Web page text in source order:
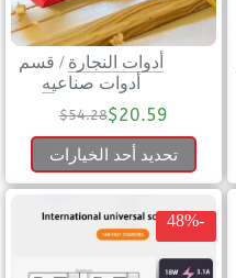
أدوات النجارة / قسم
أدوات صناعيه
$54.28$20.59
تحديد أحد الخيارات
-48%